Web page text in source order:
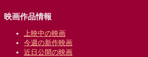
映画作品情報
上映中の映画
今週の新作映画
近日公開の映画